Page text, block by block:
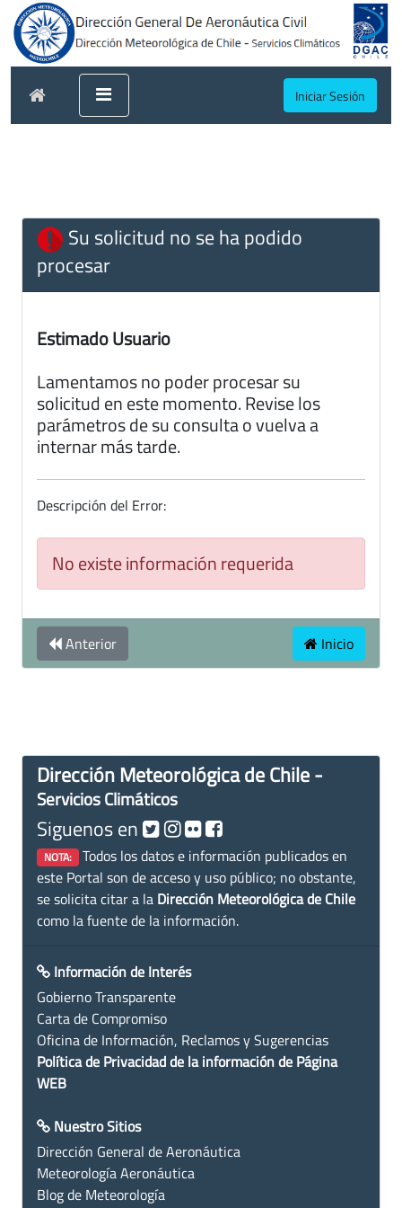
Iniciar Sesión
Su solicitud no se ha podido
procesar
Estimado Usuario
Lamentamos no poder procesar su
solicitud en este momento. Revise los
parámetros de su consulta o vuelva a
internar más tarde.
Descripción del Error:
No existe información requerida
Anterior Inicio
Dirección Meteorológica de Chile -
Servicios Climáticos
Siguenos en
NOTA: Todos los datos e información publicados en
este Portal son de acceso y uso público; no obstante,
se solicita citar a la Dirección Meteorológica de Chile
como la fuente de la información.
Información de Interés
Gobierno Transparente
Carta de Compromiso
Oficina de Información, Reclamos y Sugerencias
Política de Privacidad de la información de Página
WEB
Nuestro Sitios
Dirección General de Aeronáutica
Meteorología Aeronáutica
Blog de Meteorología